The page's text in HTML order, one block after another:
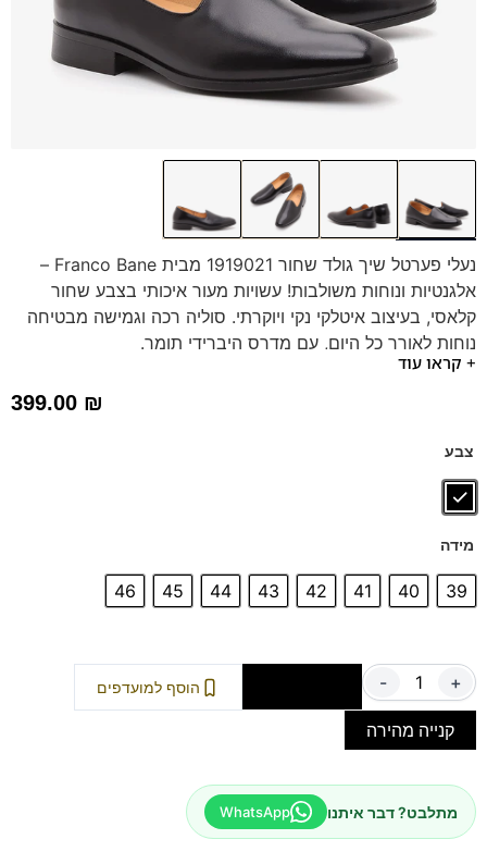
נעלי פערטל שיך גולד שחור 1919021 מבית Franco Bane –
אלגנטיות ונוחות משולבות! עשויות מעור איכותי בצבע שחור
קלאסי, בעיצוב איטלקי נקי ויוקרתי. סוליה רכה וגמישה מבטיחה
נוחות לאורך כל היום, עם מדרס היברידי תומך.
+ קראו עוד
399.00 ₪
צבע
מידה
39
40
41
42
43
44
45
46
- + הוסף למועדפים
קנייה מהירה
מתלבט? דבר איתנו WhatsApp